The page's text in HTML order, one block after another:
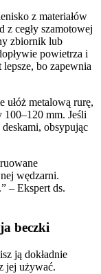
z materiałów
z cegły szamotowej
zbiornik lub
powietrza i
lepsze, bo zapewnia
ułóż metalową rurę,
mm. Jeśli
obsypując
wędzarni.
– Ekspert ds.
beczki
ją dokładnie
jej używać.